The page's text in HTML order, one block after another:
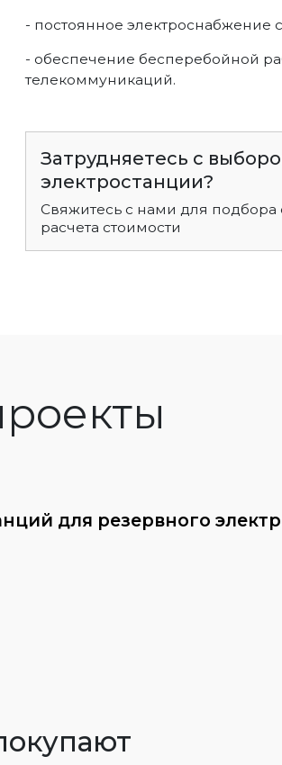
- постоянное электроснабжение
- обеспечение бесперебойной
телекоммуникаций.
Затрудняетесь с
электростанции?
Свяжитесь с нами для подбора
расчета стоимости
для резервного